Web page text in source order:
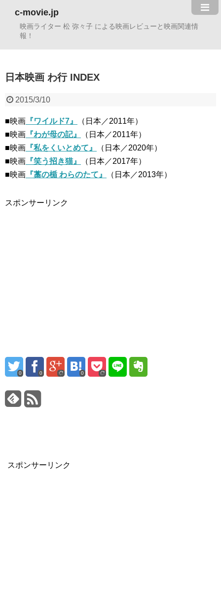
c-movie.jp
映画ライター 松 弥々子 による映画レビューと映画関連情
報！
日本映画 わ行 INDEX
2015/3/10
■映画 『ワイルド7』
（日本／2011年）
■映画 『わが母の記』
（日本／2011年）
■映画 『私をくいとめて』
（日本／2020年）
■映画 『笑う招き猫』
（日本／2017年）
■映画 『藁の楯 わらのたて』 （日本／2013年）
スポンサーリンク
0 0 0
スポンサーリンク